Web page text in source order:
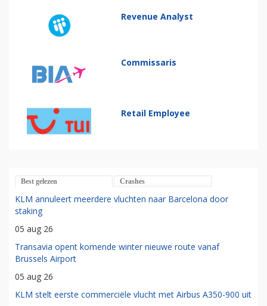
Revenue Analyst
Commissaris
Retail Employee
Best gelezen Crashes
KLM annuleert meerdere vluchten naar Barcelona door
staking
05 aug 26
Transavia opent komende winter nieuwe route vanaf
Brussels Airport
05 aug 26
KLM stelt eerste commerciële vlucht met Airbus A350-900 uit